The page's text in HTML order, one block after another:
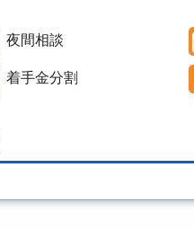
夜間相談
着手金分割